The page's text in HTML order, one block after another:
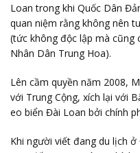
Loan trong khi Quốc Dân
quan niệm rằng không nên
(tức không độc lập mà cũng
Nhân Dân Trung Hoa).
Lên cầm quyền năm 2008,
với Trung Cộng, xích lại với
eo biển Đài Loan bởi chính
Khi người viết đang du lịch